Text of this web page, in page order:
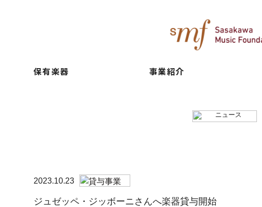
保有楽器 事業紹介
2023.10.23
ジュゼッペ・ジッボーニさんへ楽器貸与開始